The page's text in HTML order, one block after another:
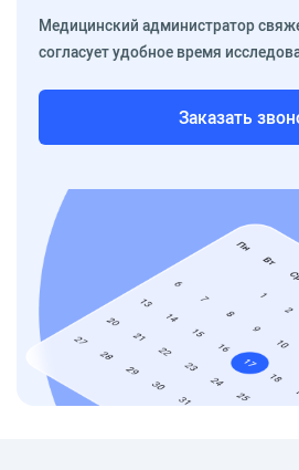
Медицинский администратор
согласует удобное время
Заказать